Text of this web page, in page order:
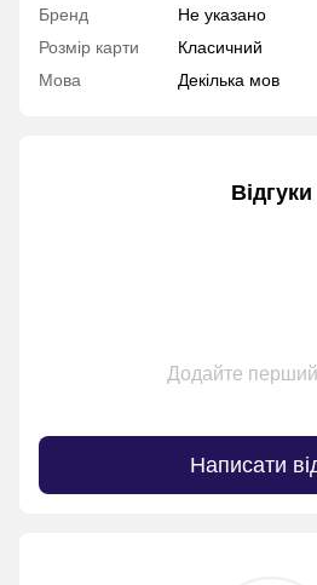
Бренд
Не указано
Розмір карти
Класичний
Мова
Декілька мов
Відгуки
Додайте перший
Написати